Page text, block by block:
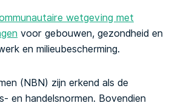
wetgeving met
voor gebouwen, gezondheid en
en milieubescherming.
(NBN) zijn erkend als de
en handelsnormen. Bovendien